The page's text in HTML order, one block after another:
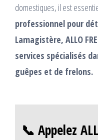
domestiques, il est
professionnel pour
Lamagistère, ALLO
services spécialisés
guêpes et de frelons.
📞 Appelez